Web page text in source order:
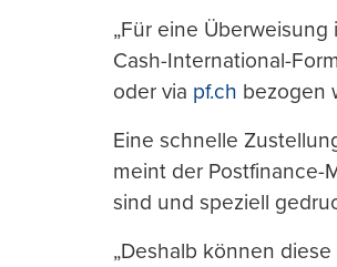
„Für eine
Cash-International-
oder via pf.ch bezogen
Eine schnelle
meint der Postfinance-
sind und speziell
„Deshalb können